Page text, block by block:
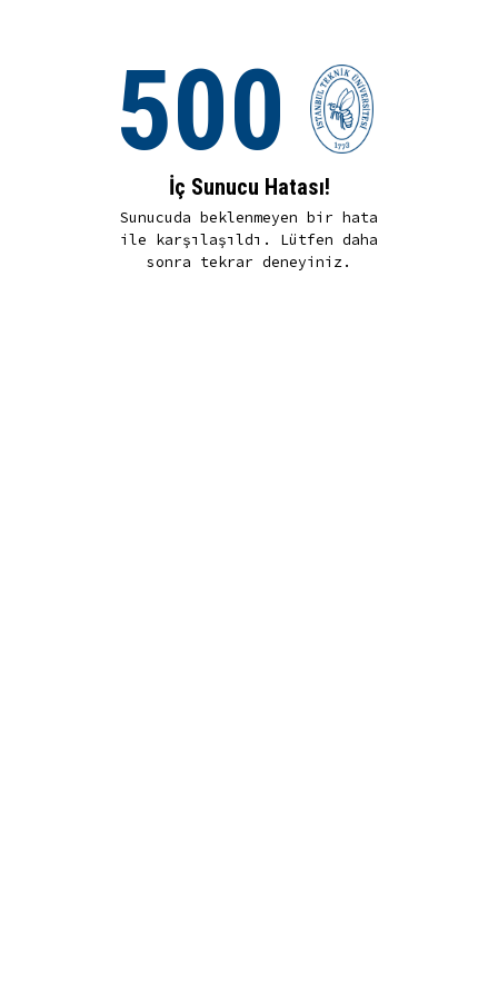
500
İç Sunucu Hatası!
Sunucuda beklenmeyen bir hata
ile karşılaşıldı. Lütfen daha
sonra tekrar deneyiniz.